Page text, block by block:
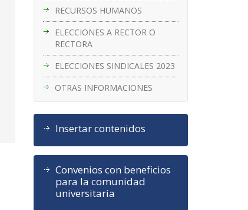
RECURSOS HUMANOS
ELECCIONES A RECTOR O
RECTORA
ELECCIONES SINDICALES 2023
OTRAS INFORMACIONES
Insertar contenidos
Convenios con beneficios
para la comunidad
universitaria